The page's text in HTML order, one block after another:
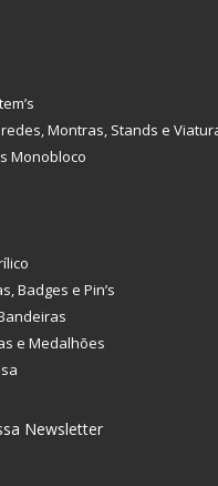
Montras, Stands e
Monobloco
Badges e Pin’s
e Medalhões
Newsletter